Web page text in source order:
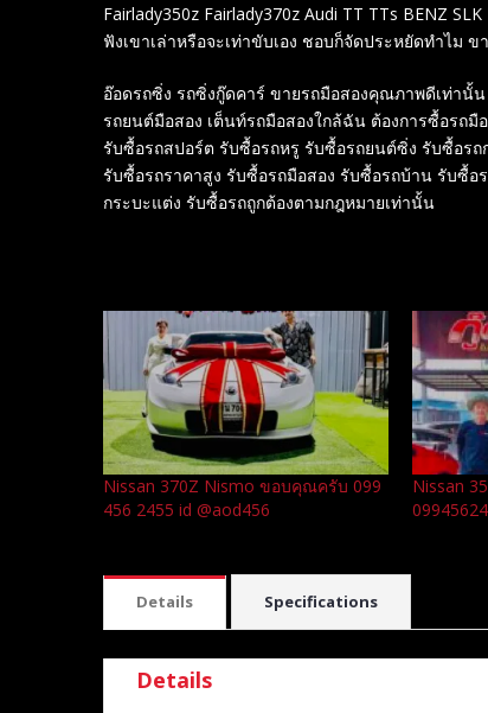
Fairlady350z Fairlady370z Audi TT TTs BENZ
ฟังเขาเล่าหรือจะเท่าขับเอง ชอบก็จัดประหยัดทำไม
อ๊อดรถซิ่ง รถซิ่งกู๊ดคาร์ ขายรถมือสองคุณภาพดีเท่านั้
รถยนต์มือสอง เต็นท์รถมือสองใกล้ฉัน ต้องการซื้อรถ
รับซื้อรถสปอร์ต รับซื้อรถหรู รับซื้อรถยนต์ซิ่ง รับซื้อรถ
รับซื้อรถราคาสูง รับซื้อรถมือสอง รับซื้อรถบ้าน รับซื้
กระบะแต่ง รับซื้อรถถูกต้องตามกฎหมายเท่านั้น
Nissan 370Z Nismo ขอบคุณครับ 099
456 2455 id @aod456
Nissan
Details Specifications
Details